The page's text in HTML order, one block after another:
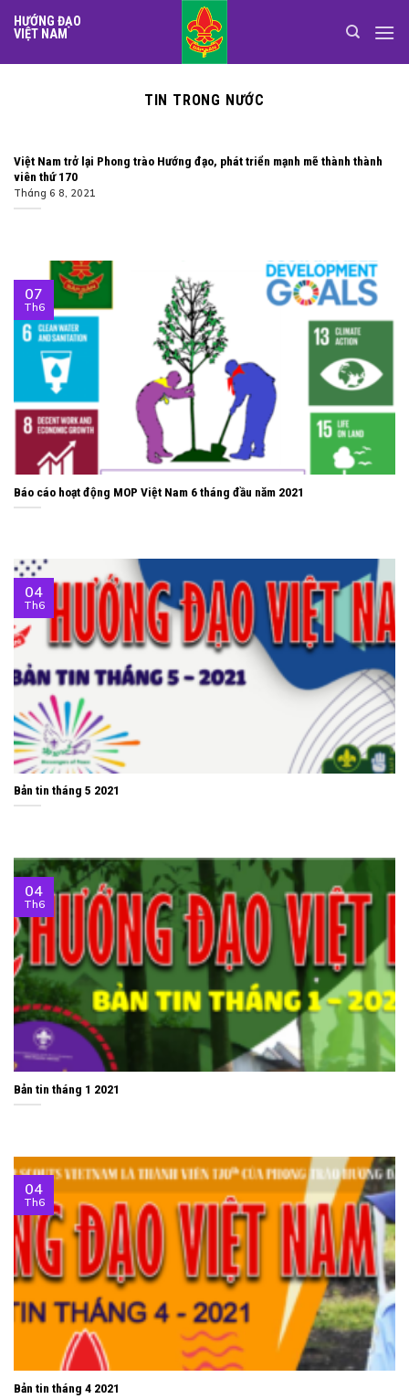
Skip
to
HƯỚNG ĐẠO
VIỆT NAM
TIN TRONG NƯỚC
Việt Nam trở lại Phong trào Hướng đạo, phát triển mạnh mẽ thành thành
viên thứ 170
Tháng 6 8, 2021
Báo cáo hoạt động MOP Việt Nam 6 tháng đầu năm 2021
07
Th6
Bản tin tháng 5 2021
04
Th6
Bản tin tháng 1 2021
04
Th6
Bản tin tháng 4 2021
04
Th6